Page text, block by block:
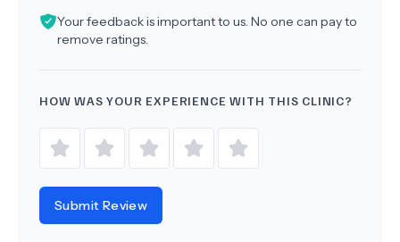
Your feedback is important to us. No one can pay to
remove ratings.
HOW WAS YOUR EXPERIENCE WITH THIS CLINIC?
Submit Review